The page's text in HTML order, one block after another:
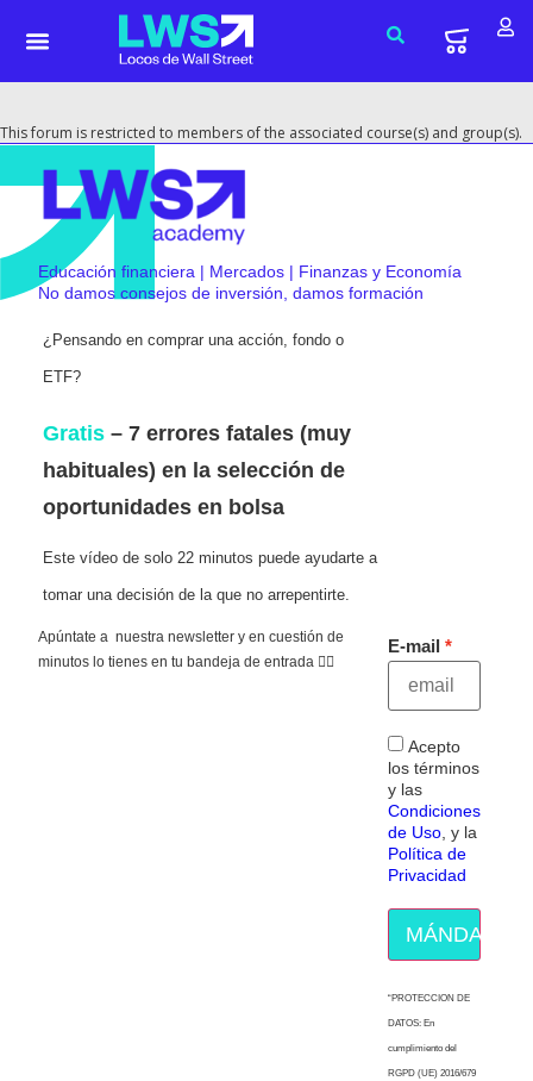
This forum is restricted to members of the associated course(s) and group(s).
Educación financiera | Mercados | Finanzas y Economía
No damos consejos de inversión, damos formación
¿Pensando en comprar una acción, fondo o
ETF?
Gratis – 7 errores fatales (muy
habituales) en la selección de
oportunidades en bolsa
Este vídeo de solo 22 minutos puede ayudarte a
tomar una decisión de la que no arrepentirte.
Apúntate a nuestra newsletter y en cuestión de
minutos lo tienes en tu bandeja de entrada 👇🏻
E-mail
Acepto
los términos
y las
Condiciones
de Uso, y la
Política de
Privacidad
MÁNDAME
“PROTECCION DE
DATOS: En
cumplimiento del
RGPD (UE) 2016/679